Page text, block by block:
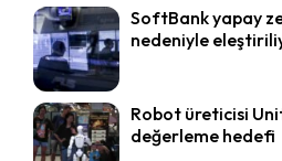
SoftBank yapay
nedeniyle
Robot üreticisi
değerleme hedefi